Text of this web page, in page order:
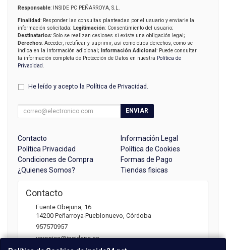
Responsable: INSIDE PC PEÑARROYA, S.L.
Finalidad: Responder las consultas planteadas por el usuario y enviarle la
información solicitada; Legitimación: Consentimiento del usuario;
Destinatarios: Solo se realizan cesiones si existe una obligación legal;
Derechos: Acceder, rectificar y suprimir, así como otros derechos, como se
indica en la información adicional;
Información Adicional : Puede consultar
la información completa de Protección de Datos en nuestra Política de
Privacidad
He leído y acepto la Política de Privacidad
ENVIAR
Contacto
Información Legal
Política Privacidad
Política de Cookies
Condiciones de Compra
Formas de Pago
¿Quienes Somos?
Tiendas fisicas
Contacto
Fuente Obejuna, 16
14200 Peñarroya-Pueblonuevo Córdoba
957570957
veronica@insidepc.es